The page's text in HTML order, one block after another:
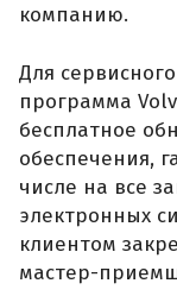
компанию.
Для
программа
бесплатное
обеспечения,
числе на все
электронных
клиентом
мастер-